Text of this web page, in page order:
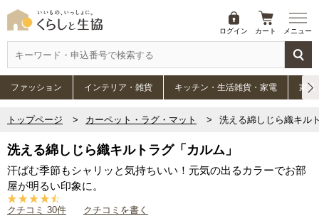
ログイン カート メニュー
ファッション インテリア・雑貨 キッチン・生活雑貨・家電 家具
トップページ カーペット・ラグ・マット 洗える綿しじら織キル
洗える綿しじら織キルトラグ「カルム」
汗ばむ季節もシャリッと気持ちいい！元気の出るカラーでお部
屋が明るい印象に。
クチコミ 30件 クチコミを書く